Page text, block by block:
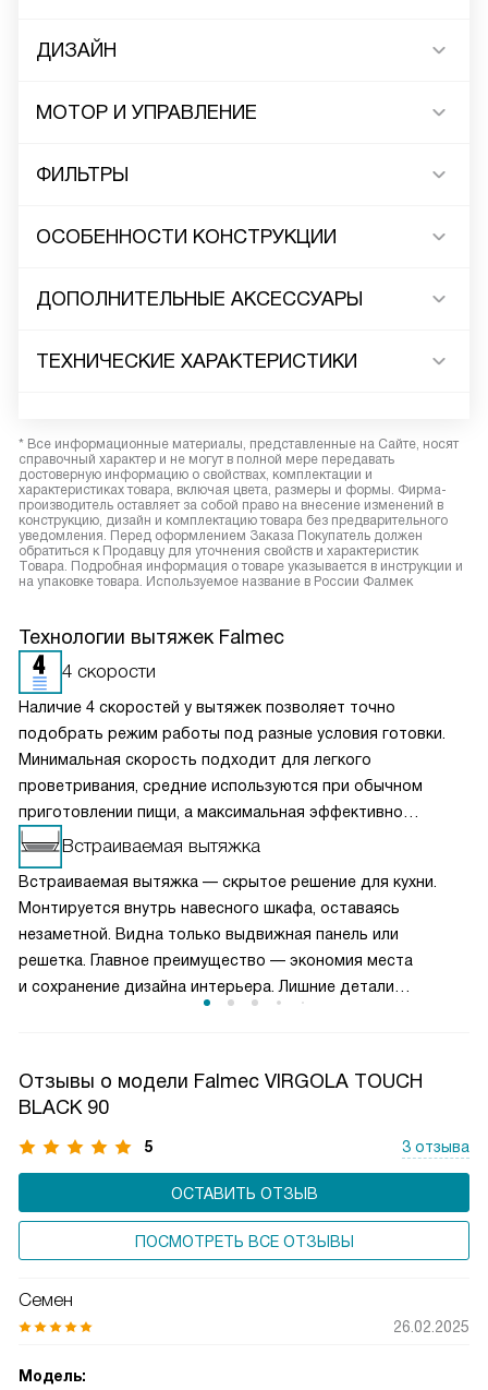
ДИЗАЙН
МОТОР И УПРАВЛЕНИЕ
ФИЛЬТРЫ
ОСОБЕННОСТИ КОНСТРУКЦИИ
ДОПОЛНИТЕЛЬНЫЕ АКСЕССУАРЫ
ТЕХНИЧЕСКИЕ ХАРАКТЕРИСТИКИ
* Все информационные материалы, представленные на Сайте, носят
справочный характер и не могут в полной мере передавать
достоверную информацию о свойствах, комплектации и
характеристиках товара, включая цвета, размеры и формы. Фирма-
производитель оставляет за собой право на внесение изменений в
конструкцию, дизайн и комплектацию товара без предварительного
уведомления. Перед оформлением Заказа Покупатель должен
обратиться к Продавцу для уточнения свойств и характеристик
Товара. Подробная информация о товаре указывается в инструкции и
на упаковке товара. Используемое название в России Фалмек
Технологии вытяжек Falmec
4 скорости
Наличие 4 скоростей у вытяжек позволяет точно
подобрать режим работы под разные условия готовки.
Минимальная скорость подходит для легкого
проветривания, средние используются при обычном
приготовлении пищи, а максимальная эффективно
справляется с сильным паром и запахами. Такое
разделение обеспечивает оптимальный баланс между
производительностью и уровнем шума. Пользователь
может гибко управлять мощностью вытяжки, снижая
энергопотребление и продлевая срок службы двигателя,
сохраняя комфортную атмосферу на кухне.
Встраиваемая вытяжка
Встраиваемая вытяжка — скрытое решение для кухни.
Монтируется внутрь навесного шкафа, оставаясь
незаметной. Видна только выдвижная панель или
решетка. Главное преимущество — экономия места
и сохранение дизайна интерьера. Лишние детали
не уступает купольным моделям. Жироулавливающие
фильтры легкодоступны для чистки.
Отзывы о модели Falmec VIRGOLA TOUCH
BLACK 90
5 3 отзыва
ОСТАВИТЬ ОТЗЫВ
ПОСМОТРЕТЬ ВСЕ ОТЗЫВЫ
Семен
26.02.2025
Модель: